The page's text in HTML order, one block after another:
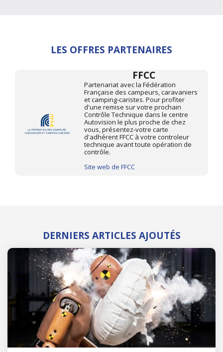
LES OFFRES PARTENAIRES
FFCC
Partenariat avec la Fédération
Française des campeurs, caravaniers
et camping-caristes. Pour profiter
d'une remise sur votre prochain
Contrôle Technique dans le centre
Autovision le plus proche de chez
vous, présentez-votre carte
d'adhérent FFCC à votre controleur
technique avant toute opération de
contrôle.
Site web de FFCC
DERNIERS ARTICLES AJOUTÉS